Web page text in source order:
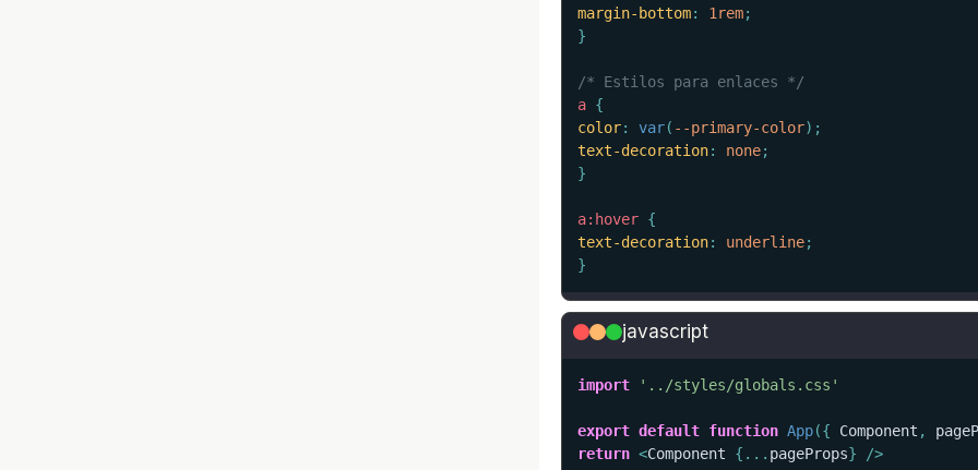
margin-bottom: 1rem;
}
/* Estilos para enlaces */
a {
color: var( --primary-color) ;
text-decoration: none;
}
a:hover {
text-decoration: underline;
}
javascript
import '../styles/globals.css'
export default function App({ Component ,
return <Component { ... pageProps} />